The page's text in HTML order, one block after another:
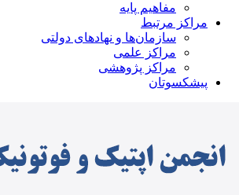
مفاهیم پایه
مراکز مرتبط
سازمان‌ها و نهادهای دولتی
مراکز علمی
مراکز پژوهشی
پیشکسوتان